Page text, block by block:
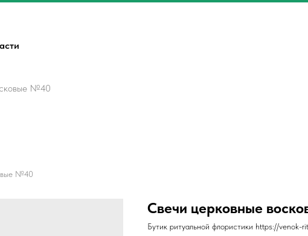
№40
№40
Свечи церковные
Бутик ритуальной флористики https://venok-